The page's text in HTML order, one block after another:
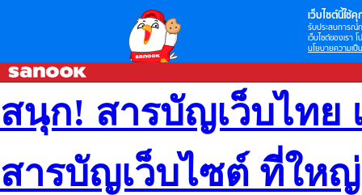
เว็บไซต์นี้ใช้คุ
รับประสบการณ์
เว็บไซต์ของเรา
นโยบายความเป็
สนุก! สารบัญเว็บไทย
สารบัญเว็บไซต์ ที่ให